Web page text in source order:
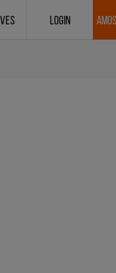
LOGIN